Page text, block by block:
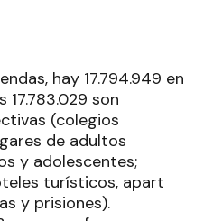
hay 17.794.949 en
17.783.029 son
(colegios
de adultos
y adolescentes;
turísticos, apart
y prisiones).